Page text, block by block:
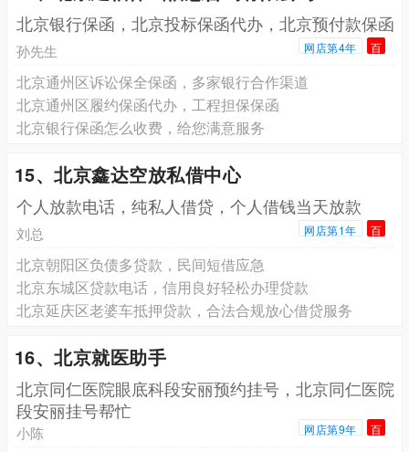
北京银行保函，北京投标保函代办，北京预付款保函
孙先生 网店第4年 百
北京通州区诉讼保全保函，多家银行合作渠道
北京通州区履约保函代办，工程担保保函
北京银行保函怎么收费，给您满意服务
15、北京鑫达空放私借中心
个人放款电话，纯私人借贷，个人借钱当天放款
刘总 网店第1年 百
北京朝阳区负债多贷款，民间短借应急
北京东城区贷款电话，信用良好轻松办理贷款
北京延庆区老婆车抵押贷款，合法合规放心借贷服务
16、北京就医助手
北京同仁医院眼底科段安丽预约挂号，北京同仁医院
段安丽挂号帮忙
小陈 网店第9年 百